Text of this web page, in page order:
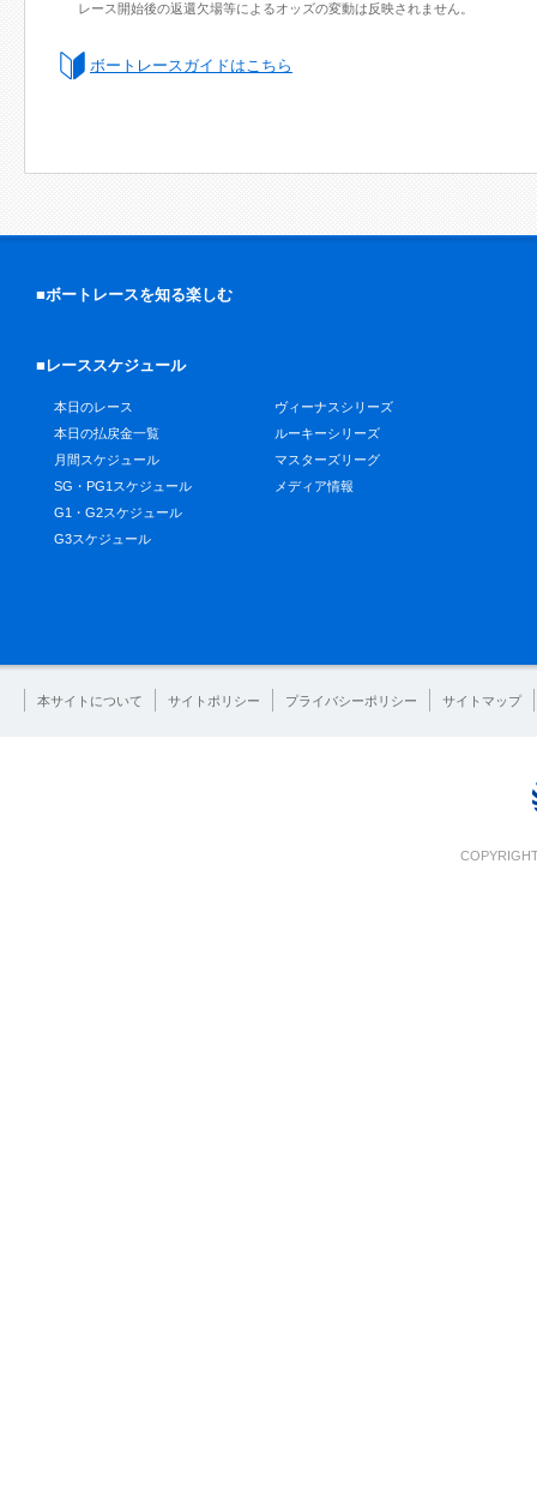
レース開始後の返還欠場等によるオッズの変動は反映されません。
ボートレースガイドはこちら
■ボートレースを知る楽しむ
■レーススケジュール
本日のレース
本日の払戻金一覧
月間スケジュール
SG・PG1スケジュール
G1・G2スケジュール
G3スケジュール
ヴィーナスシリーズ
ルーキーシリーズ
マスターズリーグ
メディア情報
本サイトについて サイトポリシー プライバシーポリシー サイトマップ